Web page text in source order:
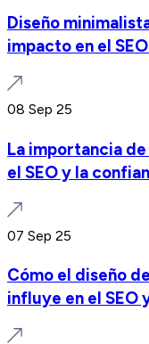
Diseño
impacto en el
08 Sep 25
La importancia
el SEO y la
07 Sep 25
Cómo el diseño
influye en el SEO